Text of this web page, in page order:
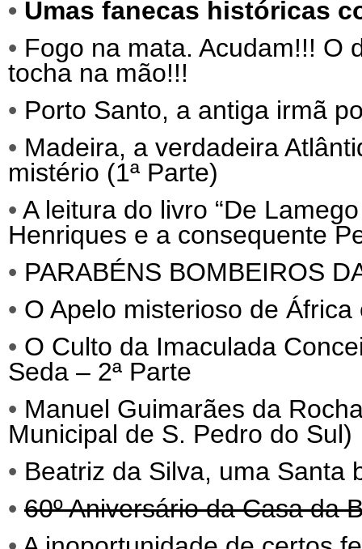
• Umas fanecas históricas
• Fogo na mata. Acudam!!! O
tocha na mão!!!
• Porto Santo, a antiga irmã
• Madeira, a verdadeira
mistério (1ª Parte)
• A leitura do livro “De
Henriques e a consequente
• PARABÉNS BOMBEIROS
• O Apelo misterioso de
• O Culto da Imaculada
Seda – 2ª Parte
• Manuel Guimarães da
Municipal de S. Pedro do Sul)
• Beatriz da Silva, uma Santa
• 60º Aniversário da Casa da